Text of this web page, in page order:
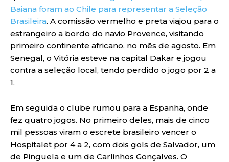
Baiana foram ao Chile para representar a Seleção
Brasileira. A comissão vermelho e preta viajou para o
estrangeiro a bordo do navio Provence, visitando
primeiro continente africano, no mês de agosto. Em
Senegal, o Vitória esteve na capital Dakar e jogou
contra a seleção local, tendo perdido o jogo por 2 a
1.
Em seguida o clube rumou para a Espanha, onde
fez quatro jogos. No primeiro deles, mais de cinco
mil pessoas viram o escrete brasileiro vencer o
Hospitalet por 4 a 2, com dois gols de Salvador, um
de Pinguela e um de Carlinhos Gonçalves. O